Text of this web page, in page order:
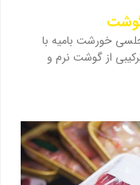
خورشت بامیه با
از گوشت نرم و